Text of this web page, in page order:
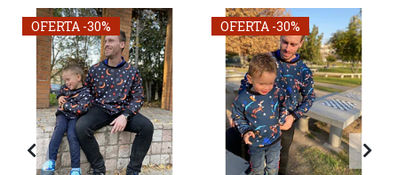
OFERTA -30% OFERTA -30%